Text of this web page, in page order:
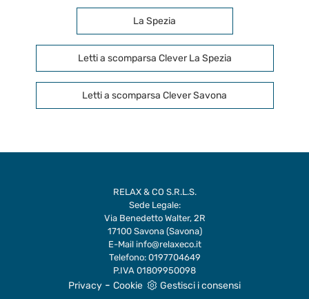
La Spezia
Letti a scomparsa Clever La Spezia
Letti a scomparsa Clever Savona
RELAX & CO S.R.L.S.
Sede Legale:
Via Benedetto Walter, 2R
17100 Savona (Savona)
E-Mail info@relaxeco.it
Telefono: 0197704649
P.IVA 01809950098
Privacy - Cookie Gestisci i consensi